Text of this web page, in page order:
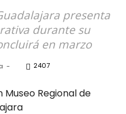
presenta
durante su
en marzo
- 2407